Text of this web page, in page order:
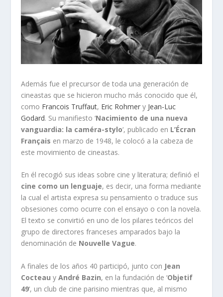
Además fue el precursor de toda una generación de
cineastas que se hicieron mucho más conocido que él,
como Francois Truffaut, Eric Rohmer y Jean-Luc
Godard. Su manifiesto ‘Nacimiento de una nueva
vanguardia: la caméra-stylo‘, publicado en L’Écran
Français en marzo de 1948, le colocó a la cabeza de
este movimiento de cineastas.
En él recogió sus ideas sobre cine y literatura; definió el
cine como un lenguaje, es decir, una forma mediante
la cual el artista expresa su pensamiento o traduce sus
obsesiones como ocurre con el ensayo o con la novela.
El texto se convirtió en uno de los pilares teóricos del
grupo de directores franceses amparados bajo la
denominación de Nouvelle Vague.
A finales de los años 40 participó, junto con Jean
Cocteau yAndré Bazin, en la fundación de ‘Objetif
49‘, un club de cine parisino mientras que, al mismo